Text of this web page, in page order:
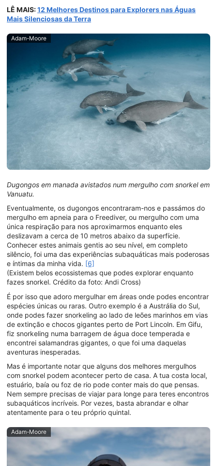
LÊ MAIS:12 Melhores Destinos para Explorers nas Águas
Mais Silenciosas da Terra
Adam-Moore
Dugongos em manada avistados num mergulho com snorkel em
Vanuatu.
Eventualmente, os dugongos encontraram-nos e passámos do
mergulho em apneia para o Freediver, ou mergulho com uma
única respiração para nos aproximarmos enquanto eles
deslizavam a cerca de 10 metros abaixo da superfície.
Conhecer estes animais gentis ao seu nível, em completo
silêncio, foi uma das experiências subaquáticas mais poderosas
e íntimas da minha vida. [6]
(Existem belos ecossistemas que podes explorar enquanto
fazes snorkel. Crédito da foto: Andi Cross)
É por isso que adoro mergulhar em áreas onde podes encontrar
espécies únicas ou raras. Outro exemplo é a Austrália do Sul,
onde podes fazer snorkeling ao lado de leões marinhos em vias
de extinção e chocos gigantes perto de Port Lincoln. Em Gifu,
fiz snorkeling numa barragem de água doce temperada e
encontrei salamandras gigantes, o que foi uma daquelas
aventuras inesperadas.
Mas é importante notar que alguns dos melhores mergulhos
com snorkel podem acontecer perto de casa. A tua costa local,
estuário, baía ou foz de rio pode conter mais do que pensas.
Nem sempre precisas de viajar para longe para teres encontros
subaquáticos incríveis. Por vezes, basta abrandar e olhar
atentamente para o teu próprio quintal.
Adam-Moore